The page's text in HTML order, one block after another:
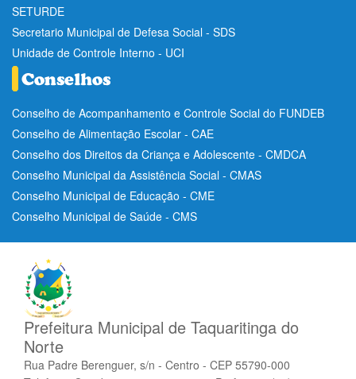
SETURDE
Secretario Municipal de Defesa Social - SDS
Unidade de Controle Interno - UCI
Conselho de Acompanhamento e Controle Social do FUNDEB
Conselho de Alimentação Escolar - CAE
Conselho dos Direitos da Criança e Adolescente - CMDCA
Conselho Municipal da Assistência Social - CMAS
Conselho Municipal de Educação - CME
Conselho Municipal de Saúde - CMS
Prefeitura Municipal de Taquaritinga do
Norte
Rua Padre Berenguer, s/n - Centro - CEP 55790-000